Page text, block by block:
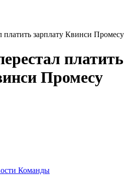
платить зарплату Квинси Промесу
платить
Промесу
Команды